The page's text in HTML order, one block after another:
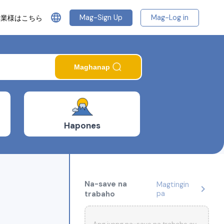
様はこちら language Mag-Sign Up Mag-Log in
Maghanap
Hapones
Na-save na
trabaho
Magtingin
pa
chevron_right